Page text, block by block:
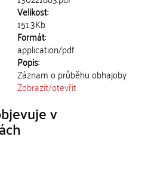
Velikost:
151.3Kb
Formát:
application/pdf
Popis:
Záznam o průběhu obhajoby
Zobrazit/otevřít
v